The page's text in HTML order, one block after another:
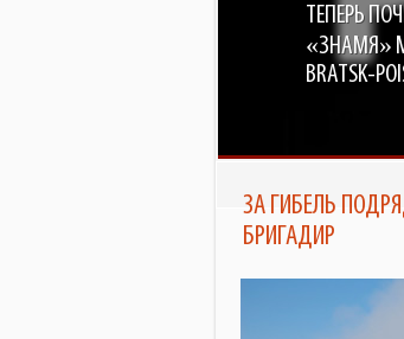
ТЕПЕРЬ
«ЗНАМЯ»
BRATSK-
ЗА ГИБЕЛЬ
БРИГАДИР